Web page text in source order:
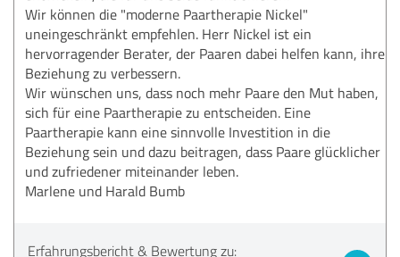
Wir können die "moderne Paartherapie Nickel"
uneingeschränkt empfehlen. Herr Nickel ist ein
hervorragender Berater, der Paaren dabei helfen kann, ihre
Beziehung zu verbessern.
Wir wünschen uns, dass noch mehr Paare den Mut haben,
sich für eine Paartherapie zu entscheiden. Eine
Paartherapie kann eine sinnvolle Investition in die
Beziehung sein und dazu beitragen, dass Paare glücklicher
und zufriedener miteinander leben.
Marlene und Harald Bumb
Erfahrungsbericht & Bewertung zu: